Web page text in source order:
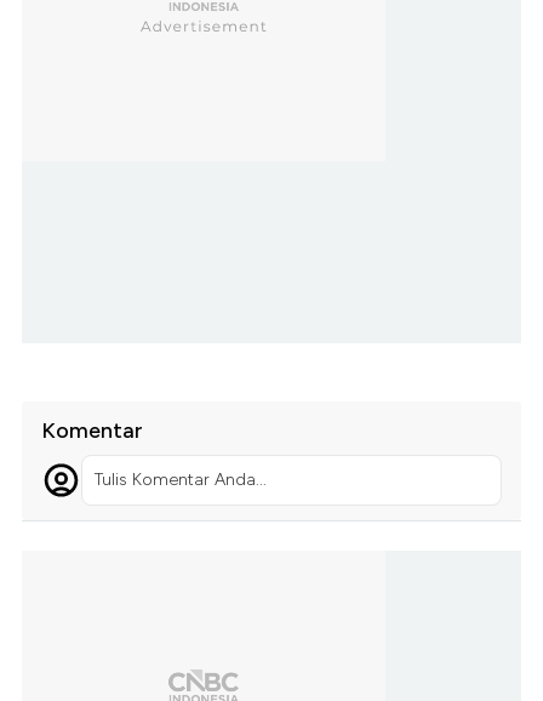
Komentar
Tulis Komentar Anda...